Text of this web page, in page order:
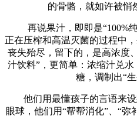
的骨骼，就如许被悄
再说果汁，即即是“100%纯
正在压榨和高温灭菌的过程中
丧失殆尽，留下的，是高浓度
汁饮料”，更简单：浓缩汁兑
糖，调制出“生
他们用最懂孩子的言语来设
眼球，他们用“帮帮消化”、“弥